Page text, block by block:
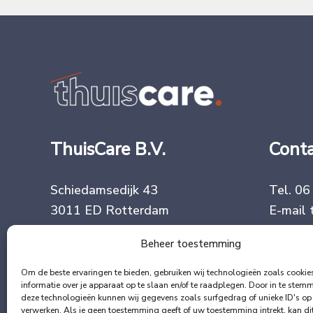
Beheer toestemming
Om de beste ervaringen te bieden, gebruiken wij technologieën zoals
informatie over je apparaat op te slaan en/of te raadplegen. Door in te
deze technologieën kunnen wij gegevens zoals surfgedrag of unieke ID's op
verwerken. Als je geen toestemming geeft of uw toestemming intrekt, kan
ThuisCare B.V.
Schiedamsedijk 43
3011 ED Rotterdam
Algemene voorwaarden
Tel.
E-mail